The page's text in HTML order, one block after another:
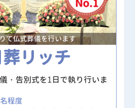
て仏式葬儀を行います
リッチ
・告別式を1日で執り行いま
名程度